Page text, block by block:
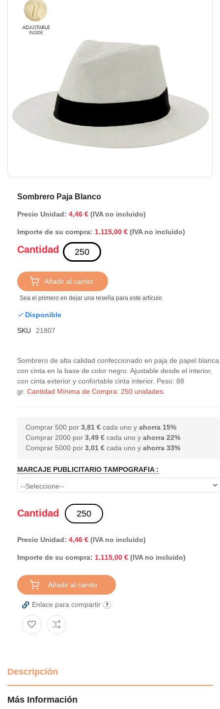
galería
Sombrero Paja Blanco
Precio Unidad: 4,46 € (IVA no incluido)
Importe de su compra: 1.115,00 € (IVA no incluido)
Cantidad
Añadir al carrito
Sea el primero en dejar una reseña para este artículo
Disponible
SKU
21807
Sombrero de alta calidad confeccionado en paja de papel
con cinta en la base de color negro. Ajustable desde el interior,
con cinta exterior y confortable cinta interior. Peso: 88
gr. Cantidad Mínima de Compra: 250 unidades.
Comprar 500 por3,81 € cada uno yahorra 15%
Comprar 2000 por3,49 € cada uno yahorra22%
Comprar 5000 por3,01 € cada uno yahorra33%
MARCAJE PUBLICITARIO TAMPOGRAFIA :
Cantidad
Precio Unidad: 4,46 € (IVA no incluido)
Importe de su compra: 1.115,00 € (IVA no incluido)
Añadir al carrito
Enlace para compartir
Descripción
Más Información